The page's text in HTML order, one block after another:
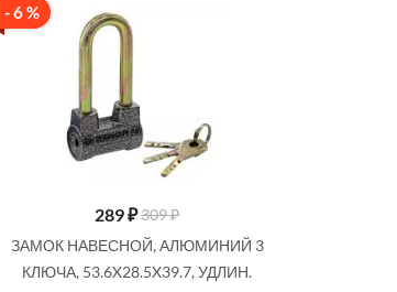
- 6 %
289₽309 ₽
ЗАМОК НАВЕСНОЙ, АЛЮМИНИЙ 3
КЛЮЧА, 53.6X28.5X39.7, УДЛИН.